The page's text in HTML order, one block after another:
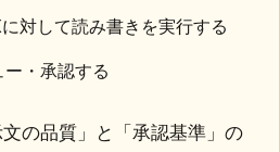
対して読み書きを実行する
・承認する
の品質」と「承認基準」の